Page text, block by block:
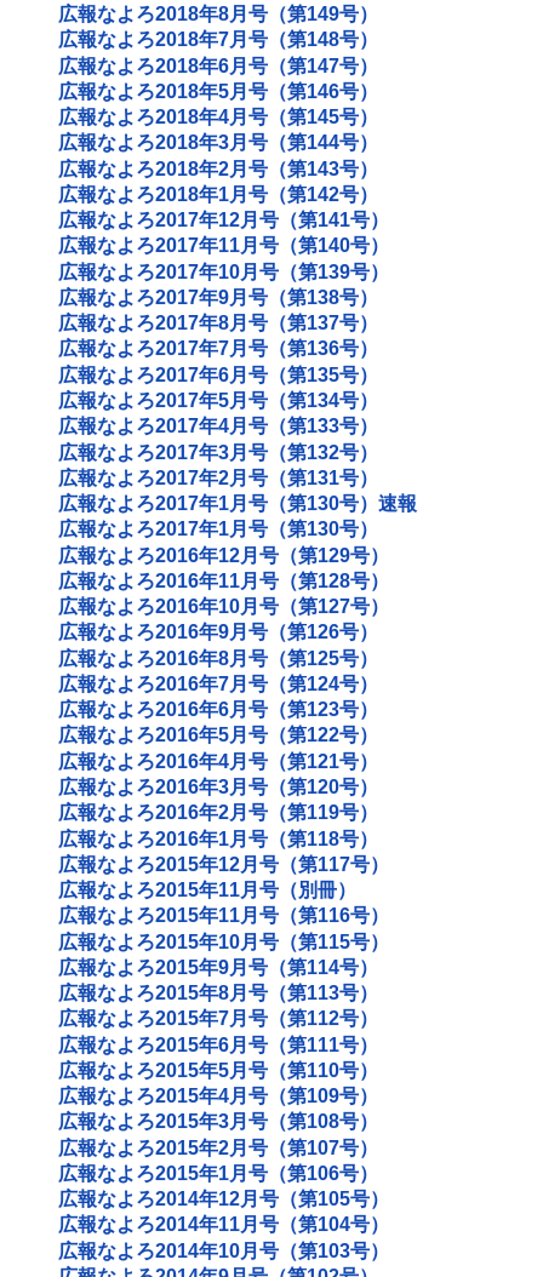
広報なよろ2018年8月号（第149号）
広報なよろ2018年7月号（第148号）
広報なよろ2018年6月号（第147号）
広報なよろ2018年5月号（第146号）
広報なよろ2018年4月号（第145号）
広報なよろ2018年3月号（第144号）
広報なよろ2018年2月号（第143号）
広報なよろ2018年1月号（第142号）
広報なよろ2017年12月号（第141号）
広報なよろ2017年11月号（第140号）
広報なよろ2017年10月号（第139号）
広報なよろ2017年9月号（第138号）
広報なよろ2017年8月号（第137号）
広報なよろ2017年7月号（第136号）
広報なよろ2017年6月号（第135号）
広報なよろ2017年5月号（第134号）
広報なよろ2017年4月号（第133号）
広報なよろ2017年3月号（第132号）
広報なよろ2017年2月号（第131号）
広報なよろ2017年1月号（第130号）速報
広報なよろ2017年1月号（第130号）
広報なよろ2016年12月号（第129号）
広報なよろ2016年11月号（第128号）
広報なよろ2016年10月号（第127号）
広報なよろ2016年9月号（第126号）
広報なよろ2016年8月号（第125号）
広報なよろ2016年7月号（第124号）
広報なよろ2016年6月号（第123号）
広報なよろ2016年5月号（第122号）
広報なよろ2016年4月号（第121号）
広報なよろ2016年3月号（第120号）
広報なよろ2016年2月号（第119号）
広報なよろ2016年1月号（第118号）
広報なよろ2015年12月号（第117号）
広報なよろ2015年11月号（別冊）
広報なよろ2015年11月号（第116号）
広報なよろ2015年10月号（第115号）
広報なよろ2015年9月号（第114号）
広報なよろ2015年8月号（第113号）
広報なよろ2015年7月号（第112号）
広報なよろ2015年6月号（第111号）
広報なよろ2015年5月号（第110号）
広報なよろ2015年4月号（第109号）
広報なよろ2015年3月号（第108号）
広報なよろ2015年2月号（第107号）
広報なよろ2015年1月号（第106号）
広報なよろ2014年12月号（第105号）
広報なよろ2014年11月号（第104号）
広報なよろ2014年10月号（第103号）